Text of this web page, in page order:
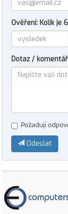
Ověření: Kolik je
Dotaz / komentář
Požaduji
Odeslat